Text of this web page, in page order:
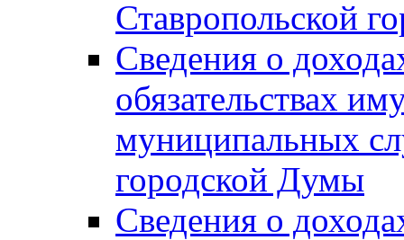
Ставропольской
Сведения о
обязательствах
муниципальных
городской Думы
Сведения о